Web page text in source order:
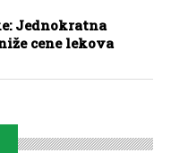
Jednokratna
cene lekova